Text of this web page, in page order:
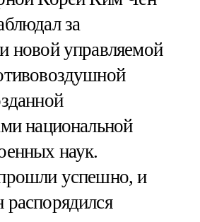
за
новой управляемой
национальной
наук.
успешно, и